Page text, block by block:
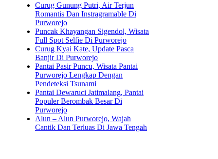
Curug Gunung Putri, Air Terjun
Romantis Dan Instragramable Di
Purworejo
Puncak Khayangan Sigendol, Wisata
Full Spot Selfie Di Purworejo
Curug Kyai Kate, Update Pasca
Banjir Di Purworejo
Pantai Pasir Puncu, Wisata Pantai
Purworejo Lengkap Dengan
Pendeteksi Tsunami
Pantai Dewaruci Jatimalang, Pantai
Populer Berombak Besar Di
Purworejo
Alun – Alun Purworejo, Wajah
Cantik Dan Terluas Di Jawa Tengah